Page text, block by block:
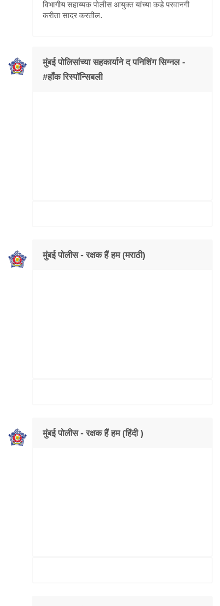
विभागीय सहाय्यक पोलीस आयुक्त यांच्या कडे परवानगी
करीता सादर करतील.
मुंबई पोलिसांच्या सहकार्याने द पनिशिंग सिग्नल -
#हॉंक रिस्पॉन्सिबली
मुंबई पोलीस - रक्षक हैं हम (मराठी)
मुंबई पोलीस - रक्षक हैं हम (हिंदी )